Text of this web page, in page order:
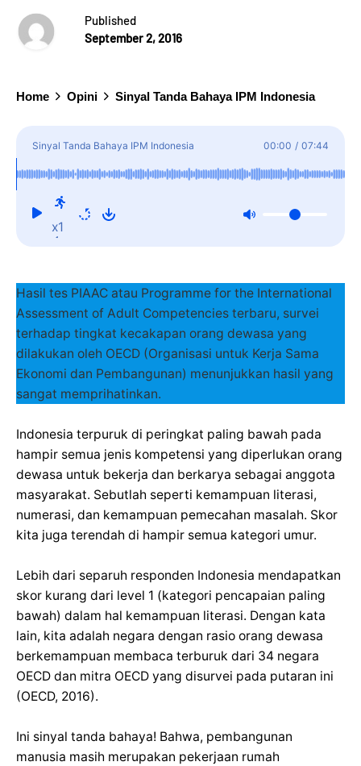
Published
September 2, 2016
Home Opini Sinyal Tanda Bahaya IPM Indonesia
Sinyal Tanda Bahaya IPM Indonesia 00:00 / 07:44
x1
Hasil tes PIAAC atau Programme for the International
Assessment of Adult Competencies terbaru, survei
terhadap tingkat kecakapan orang dewasa yang
dilakukan oleh OECD (Organisasi untuk Kerja Sama
Ekonomi dan Pembangunan) menunjukkan hasil yang
sangat memprihatinkan.
Indonesia terpuruk di peringkat paling bawah pada
hampir semua jenis kompetensi yang diperlukan orang
dewasa untuk bekerja dan berkarya sebagai anggota
masyarakat. Sebutlah seperti kemampuan literasi,
numerasi, dan kemampuan pemecahan masalah. Skor
kita juga terendah di hampir semua kategori umur.
Lebih dari separuh responden Indonesia mendapatkan
skor kurang dari level 1 (kategori pencapaian paling
bawah) dalam hal kemampuan literasi. Dengan kata
lain, kita adalah negara dengan rasio orang dewasa
berkemampuan membaca terburuk dari 34 negara
OECD dan mitra OECD yang disurvei pada putaran ini
(OECD, 2016).
Ini sinyal tanda bahaya! Bahwa, pembangunan
manusia masih merupakan pekerjaan rumah